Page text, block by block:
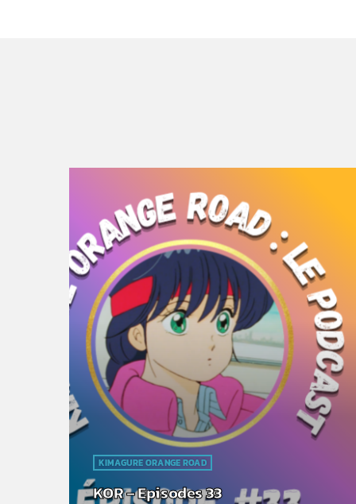
KIMAGURE ORANGE ROAD
KOR – Episodes 33